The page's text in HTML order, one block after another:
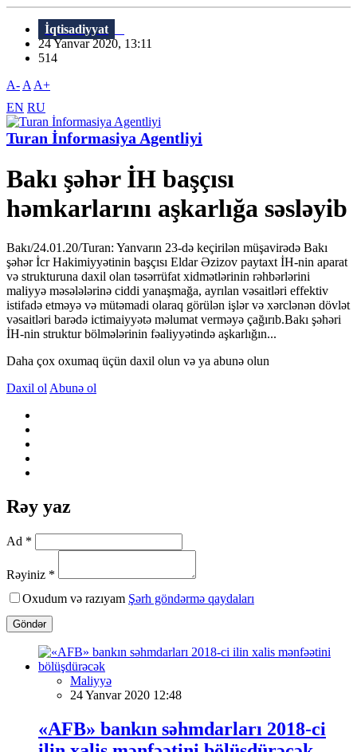
İqtisadiyyat
24 Yanvar 2020, 13:11
514
A- A A+
EN RU
Turan İnformasiya Agentliyi
Bakı şəhər İH başçısı
həmkarlarını aşkarlığa səsləyib
Bakı/24.01.20/Turan: Yanvarın 23-də keçirilən müşavirədə Bakı
şəhər İcr Hakimiyyətinin başçısı Eldar Əzizov paytaxt İH-nin aparat
və strukturuna daxil olan təsərrüfat xidmətlərinin rəhbərlərini
maliyyə məsələlərinə ciddi yanaşmağa, ayrılan vəsaitləri effektiv
istifadə etməyə və mütəmadi olaraq görülən işlər və xərclənən dövlət
vəsaitləri barədə ictimaiyyətə məlumat verməyə çağırıb.Bakı şəhəri
İH-nin struktur bölmələrinin fəaliyyətində aşkarlığın...
Daha çox oxumaq üçün daxil olun və ya abunə olun
Daxil ol Abunə ol
Rəy yaz
Ad *
Rəyiniz *
Oxudum və razıyam Şərh göndərmə qaydaları
Göndər
Maliyyə
24 Yanvar 2020 12:48
«AFB» bankın səhmdarları 2018-ci